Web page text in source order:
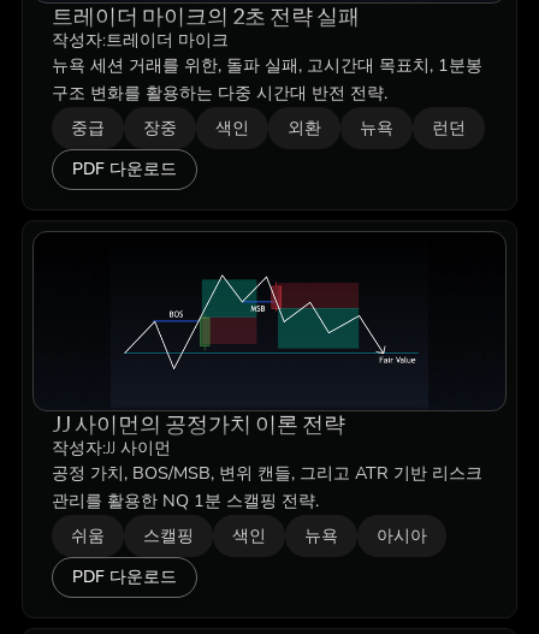
트레이더 마이크의 2초 전략 실패
작성자:트레이더 마이크
뉴욕 세션 거래를 위한, 돌파 실패, 고시간대 목표치, 1분봉
구조 변화를 활용하는 다중 시간대 반전 전략.
중급 장중 색인 외환 뉴욕
런던
PDF 다운로드
JJ 사이먼의 공정가치 이론 전략
작성자:JJ 사이먼
공정 가치, BOS/MSB, 변위 캔들, 그리고 ATR 기반 리스크
관리를 활용한 NQ 1분 스캘핑 전략.
쉬움 스캘핑 색인 뉴욕
아시아
PDF 다운로드